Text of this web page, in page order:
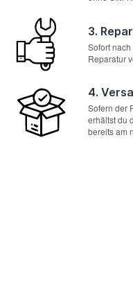
3.
Sofort
Reparatur
4.
Sofern der
erhältst du
bereits am